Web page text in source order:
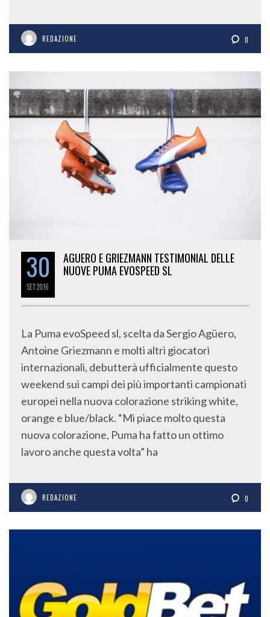
REDAZIONE 0
30
SET2016
AGUERO E GRIEZMANN TESTIMONIAL DELLE
NUOVE PUMA EVOSPEED SL
La Puma evoSpeed sl, scelta da Sergio Agüero,
Antoine Griezmann e molti altri giocatori
internazionali, debutterà ufficialmente questo
weekend sui campi dei più importanti campionati
europei nella nuova colorazione striking white,
orange e blue/black. “Mi piace molto questa
nuova colorazione, Puma ha fatto un ottimo
lavoro anche questa volta” ha
REDAZIONE 0